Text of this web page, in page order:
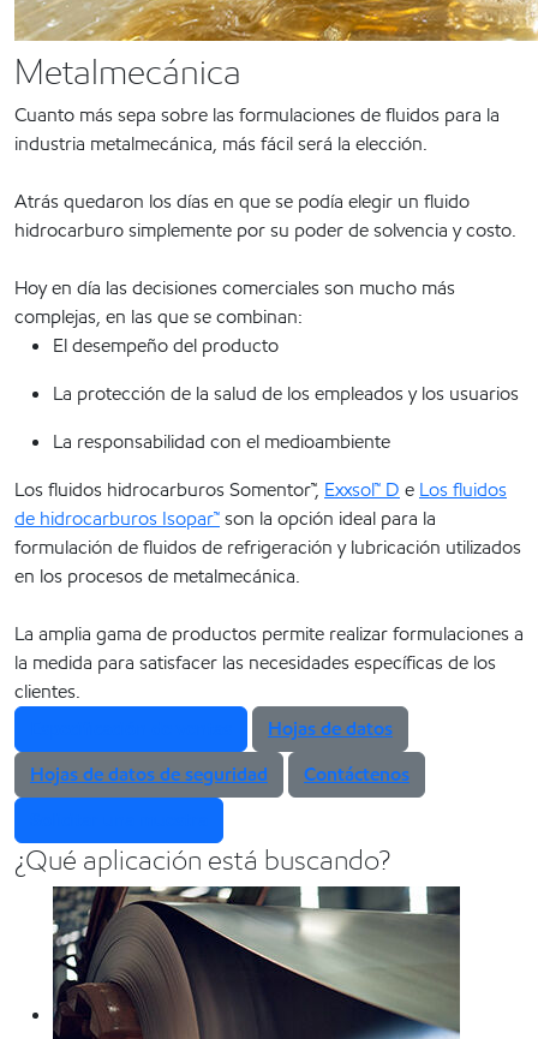
Metalmecánica
Cuanto más sepa sobre las formulaciones de fluidos para la
industria metalmecánica, más fácil será la elección.
Atrás quedaron los días en que se podía elegir un fluido
hidrocarburo simplemente por su poder de solvencia y costo.
Hoy en día las decisiones comerciales son mucho más
complejas, en las que se combinan:
El desempeño del producto
La protección de la salud de los empleados y los usuarios
La responsabilidad con el medioambiente
Los fluidos hidrocarburos Somentor™, Exxsol™ D e Los fluidos
de hidrocarburos Isopar™son la opción ideal para la
formulación de fluidos de refrigeración y lubricación utilizados
en los procesos de metalmecánica.
La amplia gama de productos permite realizar formulaciones a
la medida para satisfacer las necesidades específicas de los
clientes.
Hojas de datos
Hojas de datos de seguridad
Contáctenos
¿Qué aplicación está buscando?